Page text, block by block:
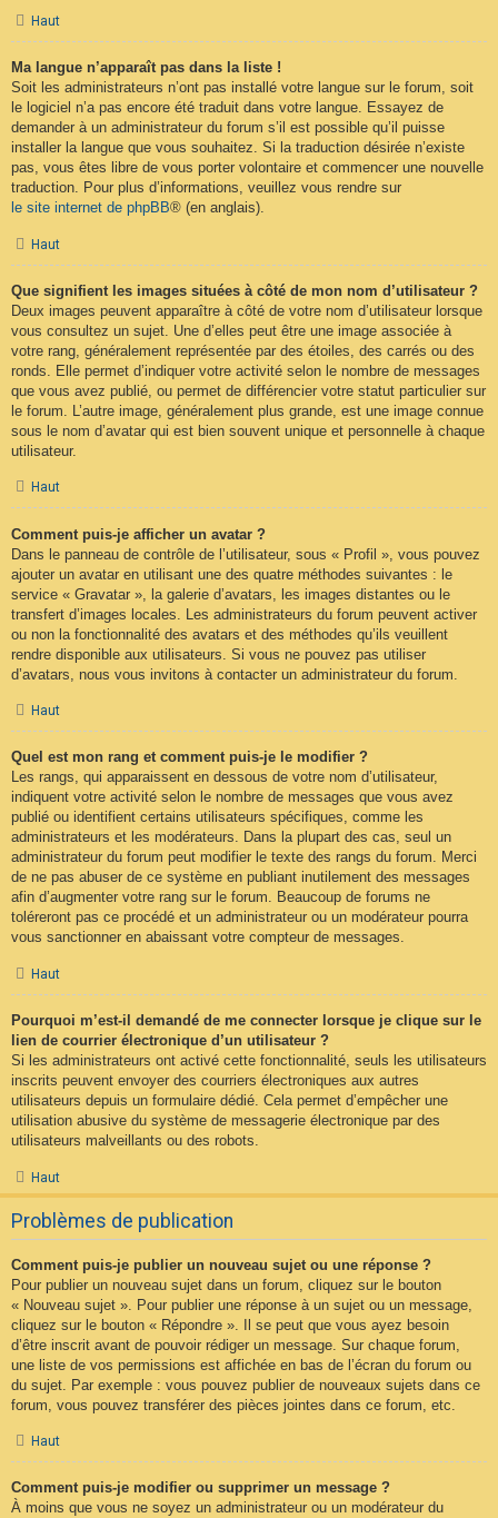
Haut
Ma langue n’apparaît pas dans la liste !
Soit les administrateurs n’ont pas installé votre langue sur le forum, soit
le logiciel n’a pas encore été traduit dans votre langue. Essayez de
demander à un administrateur du forum s’il est possible qu’il puisse
installer la langue que vous souhaitez. Si la traduction désirée n’existe
pas, vous êtes libre de vous porter volontaire et commencer une nouvelle
traduction. Pour plus d’informations, veuillez vous rendre sur
le site internet de phpBB® (en anglais).
Haut
Que signifient les images situées à côté de mon nom d’utilisateur ?
Deux images peuvent apparaître à côté de votre nom d’utilisateur lorsque
vous consultez un sujet. Une d’elles peut être une image associée à
votre rang, généralement représentée par des étoiles, des carrés ou des
ronds. Elle permet d’indiquer votre activité selon le nombre de messages
que vous avez publié, ou permet de différencier votre statut particulier sur
le forum. L’autre image, généralement plus grande, est une image connue
sous le nom d’avatar qui est bien souvent unique et personnelle à chaque
utilisateur.
Haut
Comment puis-je afficher un avatar ?
Dans le panneau de contrôle de l’utilisateur, sous « Profil », vous pouvez
ajouter un avatar en utilisant une des quatre méthodes suivantes : le
service « Gravatar », la galerie d’avatars, les images distantes ou le
transfert d’images locales. Les administrateurs du forum peuvent activer
ou non la fonctionnalité des avatars et des méthodes qu’ils veuillent
rendre disponible aux utilisateurs. Si vous ne pouvez pas utiliser
d’avatars, nous vous invitons à contacter un administrateur du forum.
Haut
Quel est mon rang et comment puis-je le modifier ?
Les rangs, qui apparaissent en dessous de votre nom d’utilisateur,
indiquent votre activité selon le nombre de messages que vous avez
publié ou identifient certains utilisateurs spécifiques, comme les
administrateurs et les modérateurs. Dans la plupart des cas, seul un
administrateur du forum peut modifier le texte des rangs du forum. Merci
de ne pas abuser de ce système en publiant inutilement des messages
afin d’augmenter votre rang sur le forum. Beaucoup de forums ne
toléreront pas ce procédé et un administrateur ou un modérateur pourra
vous sanctionner en abaissant votre compteur de messages.
Haut
Pourquoi m’est-il demandé de me connecter lorsque je clique sur le
lien de courrier électronique d’un utilisateur ?
Si les administrateurs ont activé cette fonctionnalité, seuls les utilisateurs
inscrits peuvent envoyer des courriers électroniques aux autres
utilisateurs depuis un formulaire dédié. Cela permet d’empêcher une
utilisation abusive du système de messagerie électronique par des
utilisateurs malveillants ou des robots.
Haut
Problèmes de publication
Comment puis-je publier un nouveau sujet ou une réponse ?
Pour publier un nouveau sujet dans un forum, cliquez sur le bouton
« Nouveau sujet ». Pour publier une réponse à un sujet ou un message,
cliquez sur le bouton « Répondre ». Il se peut que vous ayez besoin
d’être inscrit avant de pouvoir rédiger un message. Sur chaque forum,
une liste de vos permissions est affichée en bas de l’écran du forum ou
du sujet. Par exemple : vous pouvez publier de nouveaux sujets dans ce
forum, vous pouvez transférer des pièces jointes dans ce forum, etc.
Haut
Comment puis-je modifier ou supprimer un message ?
À moins que vous ne soyez un administrateur ou un modérateur du